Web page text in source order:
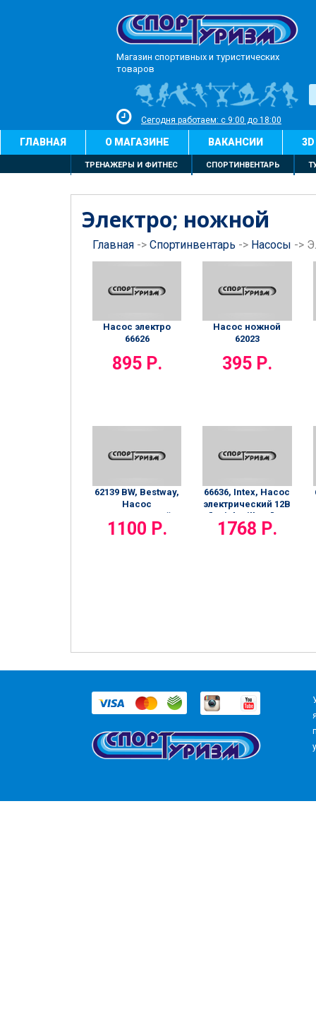
Магазин спортивных и туристических
товаров
Сегодня работаем: с 9:00 до 18:00
ГЛАВНАЯ О МАГАЗИНЕ ВАКАНСИИ
ТРЕНАЖЕРЫ И ФИТНЕС СПОРТИНВЕНТАРЬ
Электро; ножной
Главная -> Спортинвентарь -> Насосы ->
Насос электро
66626
895 Р.
Насос ножной
62023
395 Р.
62139 BW, Bestway,
Насос
электрический
220В "Sidewinder
1100 Р.
66636, Intex, Насос
электрический 12В
"Quick-Fill DC" от
прикуривателя,
1768 Р.